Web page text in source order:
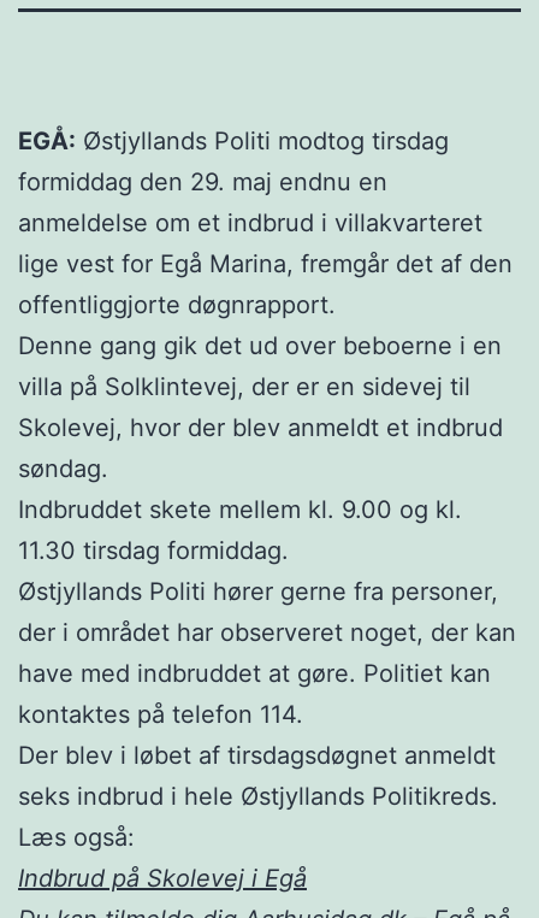
EGÅ: Østjyllands Politi modtog tirsdag
formiddag den 29. maj endnu en
anmeldelse om et indbrud i villakvarteret
lige vest for Egå Marina, fremgår det af den
offentliggjorte døgnrapport.
Denne gang gik det ud over beboerne i en
villa på Solklintevej, der er en sidevej til
Skolevej, hvor der blev anmeldt et indbrud
søndag.
Indbruddet skete mellem kl. 9.00 og kl.
11.30 tirsdag formiddag.
Østjyllands Politi hører gerne fra personer,
der i området har observeret noget, der kan
have med indbruddet at gøre. Politiet kan
kontaktes på telefon 114.
Der blev i løbet af tirsdagsdøgnet anmeldt
seks indbrud i hele Østjyllands Politikreds.
Læs også:
Indbrud på Skolevej i Egå